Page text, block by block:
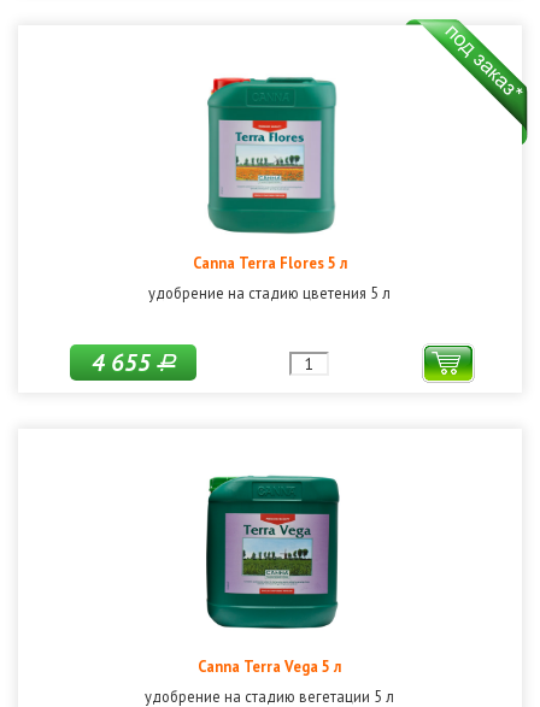
Canna Terra Flores 5 л
удобрение на стадию цветения 5 л
4 655Р
Canna Terra Vega 5 л
удобрение на стадию вегетации 5 л